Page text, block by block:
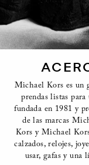
Michael Kors es un
prendas listas
fundada en 1981 y
de las marcas
Kors y Michael
calzados, relojes,
usar, gafas y una